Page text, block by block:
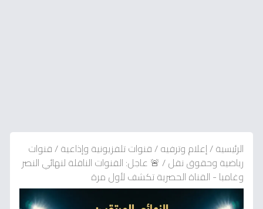
الرئيسية/إعلام وترفيه/قنوات تلفزيونية وإذاعية/قنوات
رياضية وحقوق نقل/ 🚨 عاجل: القنوات الناقلة لنهائي النصر
وغامبا - القناة الحصرية تكشف لأول مرة